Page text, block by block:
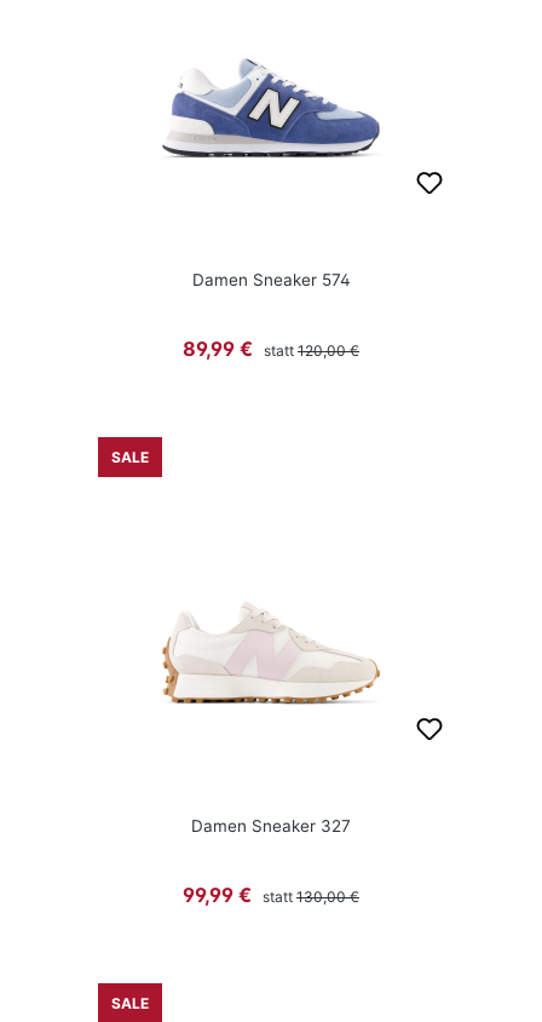
Damen Sneaker 574
Verkaufspreis:
89,99 € statt Regulärer Preis:
120,00 €
SALE
Damen Sneaker 327
Verkaufspreis:
99,99 € statt Regulärer Preis:
130,00 €
SALE